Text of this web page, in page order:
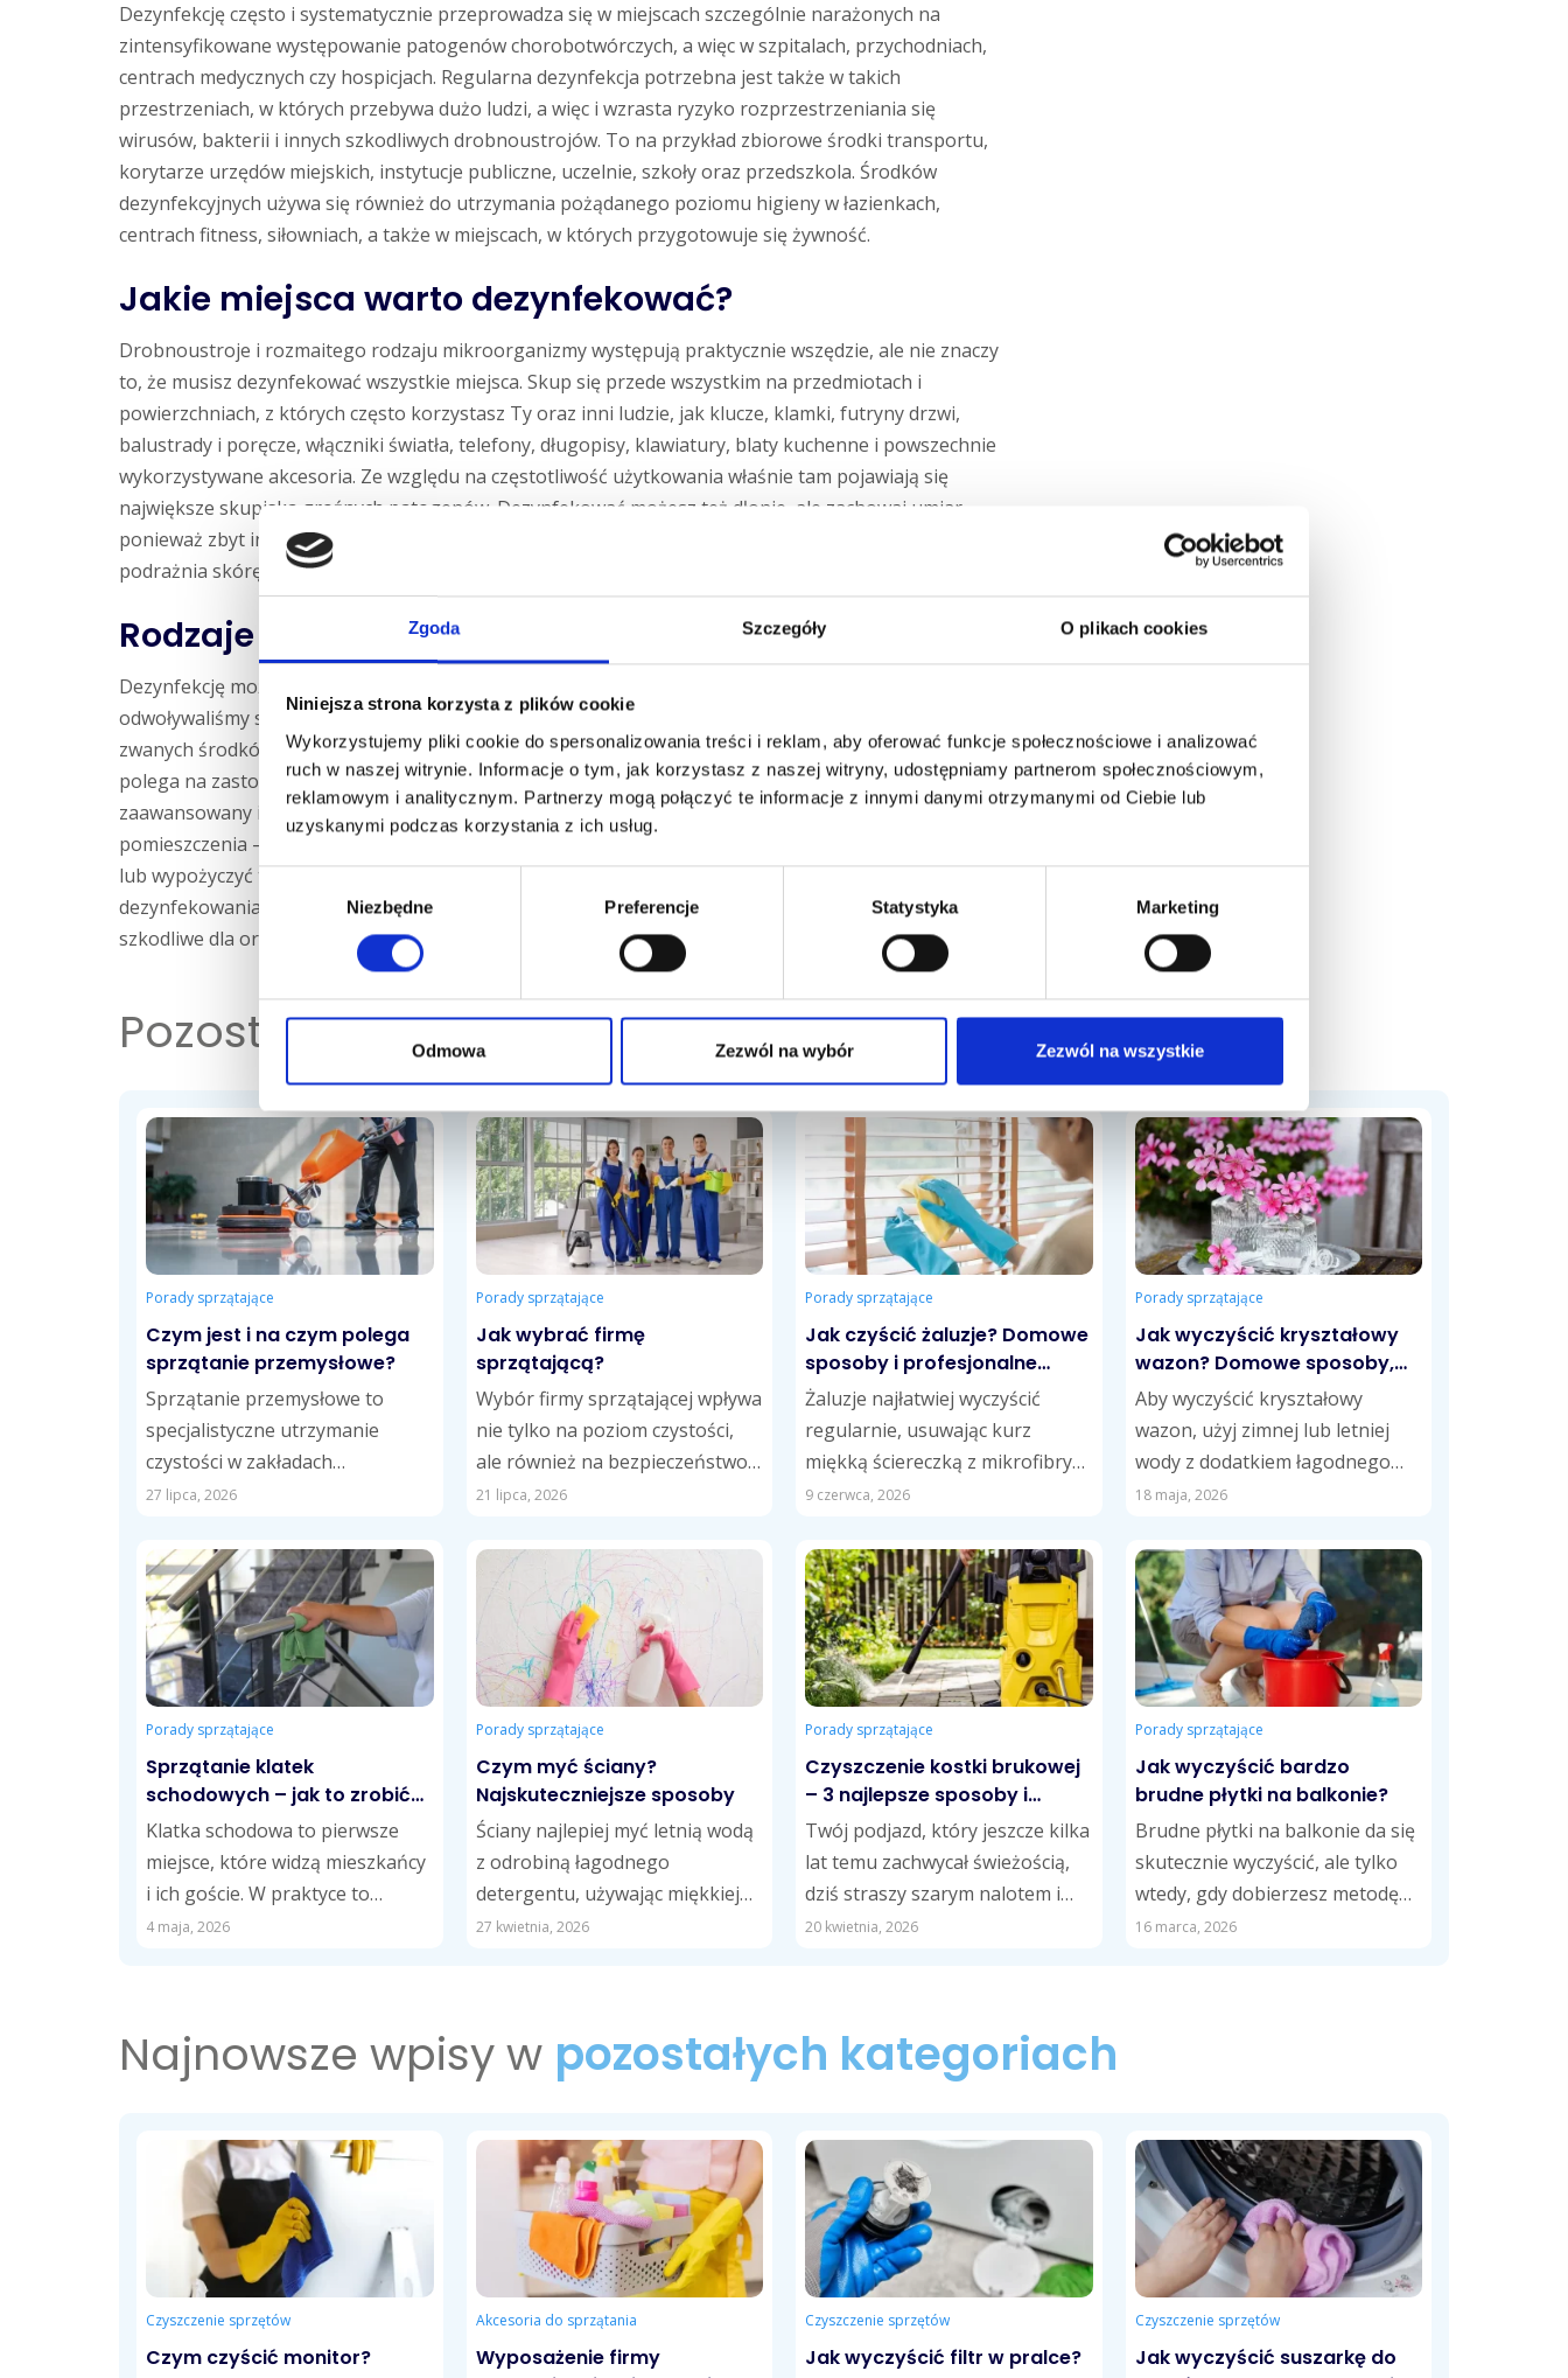
Zgoda Szczegóły O plikach cookies
Niniejsza strona korzysta z plików cookie
Wykorzystujemy pliki cookie do spersonalizowania treści i reklam, aby oferować funkcje społecznościowe i analizować
ruch w naszej witrynie. Informacje o tym, jak korzystasz z naszej witryny, udostępniamy partnerom społecznościowym,
reklamowym i analitycznym. Partnerzy mogą połączyć te informacje z innymi danymi otrzymanymi od Ciebie lub
uzyskanymi podczas korzystania z ich usług.
Wybór
zgody
Niezbędne Preferencje Statystyka Marketing
Odmowa Zezwól na wybór Zezwól na wszystkie
Dezynfekcję często i systematycznie przeprowadza się w miejscach szczególnie narażonych na
zintensyfikowane występowanie patogenów chorobotwórczych, a więc w szpitalach, przychodniach,
centrach medycznych czy hospicjach. Regularna dezynfekcja potrzebna jest także w takich
przestrzeniach, w których przebywa dużo ludzi, a więc i wzrasta ryzyko rozprzestrzeniania się
wirusów, bakterii i innych szkodliwych drobnoustrojów. To na przykład zbiorowe środki transportu,
korytarze urzędów miejskich, instytucje publiczne, uczelnie, szkoły oraz przedszkola. Środków
dezynfekcyjnych używa się również do utrzymania pożądanego poziomu higieny w łazienkach,
centrach fitness, siłowniach, a także w miejscach, w których przygotowuje się żywność.
Jakie miejsca warto dezynfekować?
Drobnoustroje i rozmaitego rodzaju mikroorganizmy występują praktycznie wszędzie, ale nie znaczy
to, że musisz dezynfekować wszystkie miejsca. Skup się przede wszystkim na przedmiotach i
powierzchniach, z których często korzystasz Ty oraz inni ludzie, jak klucze, klamki, futryny drzwi,
balustrady i poręcze, włączniki światła, telefony, długopisy, klawiatury, blaty kuchenne i powszechnie
wykorzystywane akcesoria. Ze względu na częstotliwość użytkowania właśnie tam pojawiają się
największe skupiska groźnych patogenów. Dezynfekować możesz też dłonie, ale zachowaj umiar,
ponieważ zbyt intensywne stosowanie środków dezynfekcyjnych na bazie alkoholu wysusza i
podrażnia skórę.
Rodzaje dezynfekcji
Dezynfekcję można przeprowadzać na kilka sposobów. Najpopularniejszym jest ten, do którego
odwoływaliśmy się już wcześniej, a więc za pomocą preparatów na bazie alkoholu i chloru, czyli tak
zwanych środków biobójczych. Dezynfekować da się także poprzez ozonowanie pomieszczeń, które
polega na zastosowaniu urządzeń zamieniających tlen w ozon. To proces zdecydowanie bardziej
zaawansowany i ze względu na szkodliwość dla istot żywych wymagający przygotowania
pomieszczenia – szczelnego zamknięcia, wyniesienia roślin czy zwierząt. O ile możesz samemu zakupić
lub wypożyczyć taki sprzęt, zaleca się, żeby jego obsługą zajmowała się osoba wykwalifikowana. Do
dezynfekowania powierzchni stosuje się także lampy bakteriobójcze – ich działanie również jest
szkodliwe dla organizmów żywych.
Pozostałewpisy
Porady sprzątające
Czym jest i na czym polega
sprzątanie przemysłowe?
Sprzątanie przemysłowe to
specjalistyczne utrzymanie
czystości w zakładach
produkcyjnych, magazynach,
przemysłowych. Obejmuje
usuwanie pyłów, zabrudzeń
technologicznych,...
27 lipca, 2026
Porady sprzątające
Jak wybrać firmę
sprzątającą?
Wybór firmy sprzątającej wpływa
nie tylko na poziom czystości,
ale również na bezpieczeństwo
mienia, komfort współpracy i
21 lipca, 2026
Porady sprzątające
Jak czyścić żaluzje? Domowe
sposoby i profesjonalne
metody czyszczenia
Żaluzje najłatwiej wyczyścić
regularnie, usuwając kurz
miękką ściereczką z mikrofibry
lub odkurzaczem z delikatną
zabrudzeń skuteczne...
9 czerwca, 2026
Porady sprzątające
Jak wyczyścić kryształowy
wazon? Domowe sposoby,
które przywrócą mu blask
Aby wyczyścić kryształowy
wazon, użyj zimnej lub letniej
wody z dodatkiem łagodnego
detergentu, a następnie wypłucz
18 maja, 2026
Porady sprzątające
Sprzątanie klatek
schodowych – jak to zrobić
najlepiej? Poradnik dla
wspólnot i zarządców
Klatka schodowa to pierwsze
miejsce, które widzą mieszkańcy
i ich goście. W praktyce to
wizytówka całego budynku. Jej
4 maja, 2026
Porady sprzątające
Czym myć ściany?
Najskuteczniejsze sposoby
Ściany najlepiej myć letnią wodą
z odrobiną łagodnego
detergentu, używając miękkiej
gąbki lub ściereczki z mikrofibry.
27 kwietnia, 2026
Porady sprzątające
Czyszczenie kostki brukowej
– 3 najlepsze sposoby i
porady
Twój podjazd, który jeszcze kilka
lat temu zachwycał świeżością,
dziś straszy szarym nalotem i
mchem wyrastającym ze
20 kwietnia, 2026
Porady sprzątające
Jak wyczyścić bardzo
brudne płytki na balkonie?
Brudne płytki na balkonie da się
skutecznie wyczyścić, ale tylko
wtedy, gdy dobierzesz metodę
do rodzaju zabrudzeń. Kurz,
16 marca, 2026
Najnowsze wpisy w pozostałych kategoriach
Czyszczenie sprzętów
Czym czyścić monitor?
Akcesoria do sprzątania
Wyposażenie firmy
Czyszczenie sprzętów
Jak wyczyścić filtr w pralce?
Czyszczenie sprzętów
Jak wyczyścić suszarkę do